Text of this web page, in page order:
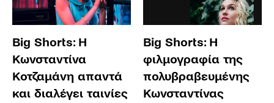
Big Shorts: Η
Κωνσταντίνα
Κοτζαμάνη απαντά
και διαλέγει ταινίες
Big Shorts: Η
φιλμογραφία της
πολυβραβευμένης
Κωνσταντίνας